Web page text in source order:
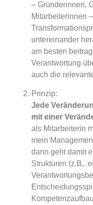
– Gründerinnen,
Mitarbeiterinnen
untereinander
am besten
Verantwortung
auch die
Prinzip:
Jede
mit einer
als Mitarbeiterin
mein
dann geht damit
Strukturen (z.B,.